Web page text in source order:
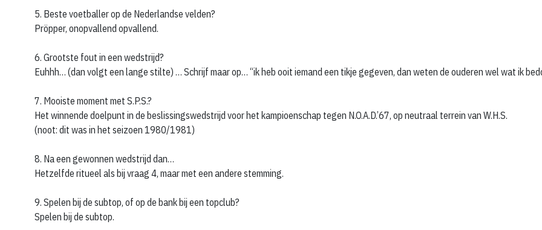
5. Beste voetballer op de Nederlandse velden?
Pröpper, onopvallend opvallend.
6. Grootste fout in een wedstrijd?
Euhhh… (dan volgt een lange stilte) … Schrijf maar op… “ik heb ooit iemand een tikje gegeven, dan weten de ouderen wel wat ik
7. Mooiste moment met S.P.S.?
Het winnende doelpunt in de beslissingswedstrijd voor het kampioenschap tegen N.O.A.D.’67, op neutraal terrein van W.H.S.
(noot: dit was in het seizoen 1980/1981)
8. Na een gewonnen wedstrijd dan…
Hetzelfde ritueel als bij vraag 4, maar met een andere stemming.
9. Spelen bij de subtop, of op de bank bij een topclub?
Spelen bij de subtop.